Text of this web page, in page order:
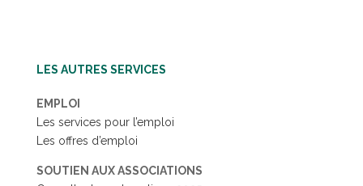
LES AUTRES SERVICES
EMPLOI
Les services pour l’emploi
Les offres d’emploi
SOUTIEN AUX ASSOCIATIONS